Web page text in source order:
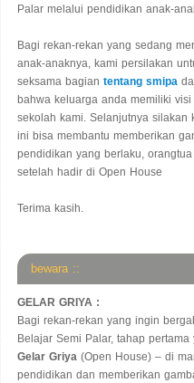
Palar melalui pendidikan anak-
Bagi rekan-rekan yang sedang
anak-anaknya, kami persilakan
seksama bagian tentang smipa
bahwa keluarga anda memiliki
sekolah kami. Selanjutnya silakan
ini bisa membantu memberikan
pendidikan yang berlaku,
setelah hadir di Open House
Terima kasih.
bewara ::
GELAR GRIYA :
Bagi rekan-rekan yang ingin
Belajar Semi Palar, tahap
Gelar Griya (Open House) – di
pendidikan dan memberikan